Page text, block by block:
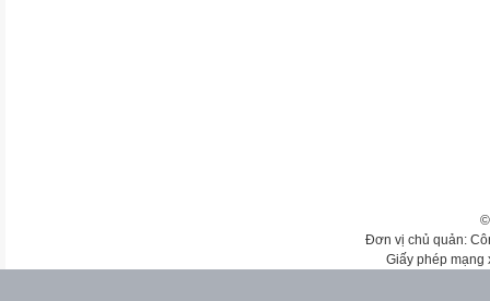
Đơn vị chủ quản:
Giấy phép mạng